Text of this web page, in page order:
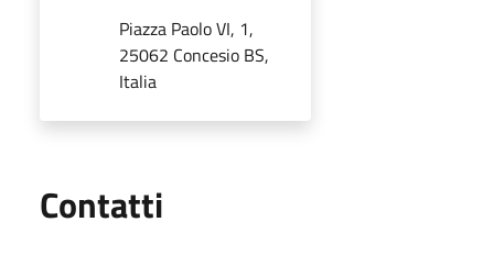
Piazza Paolo VI, 1,
25062 Concesio BS,
Italia
Contatti